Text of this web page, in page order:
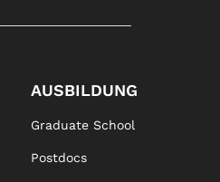
AUSBILDUNG
Graduate School
Postdocs